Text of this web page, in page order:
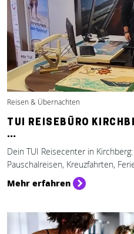
Reisen & Übernachten
TUI REISEBÜRO
…
Dein TUI Reisecenter in
Pauschalreisen, Kreuzfahrten,
Mehr erfahren